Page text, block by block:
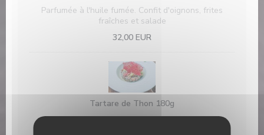
Parfumée à l'huile fumée. Confit d'oignons, frites
fraîches et salade
32,00 EUR
Tartare de Thon 180g
Oignons nouveaux, rouges et pickles, mousseline